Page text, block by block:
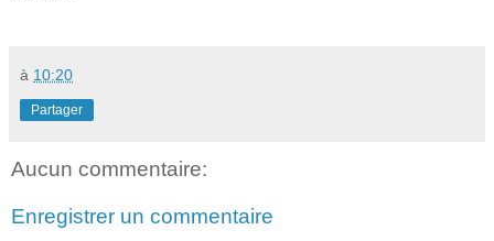
à 10:20
Partager
Aucun commentaire:
Enregistrer un commentaire